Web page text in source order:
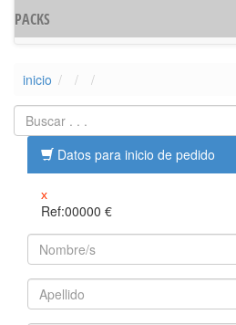
PACKS
inicio
Datos para inicio de pedido
x
Ref:00000 €